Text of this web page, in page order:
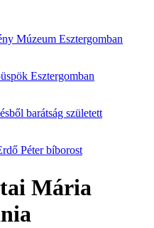
Múzeum Esztergomban
Esztergomban
barátság született
Péter bíborost
Mária